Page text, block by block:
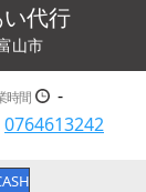
代行
山市
時間
-
0764613242